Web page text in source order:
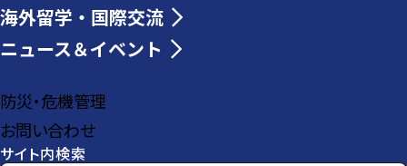
海外留学・国際交流
ニュース＆イベント
防災・危機管理
お問い合わせ
サイト内検索